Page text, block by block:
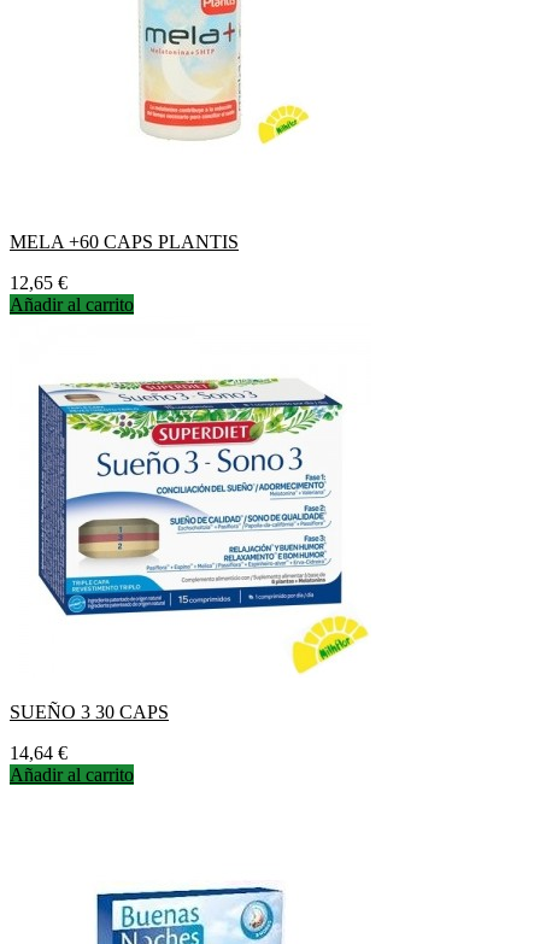
MELA +60 CAPS PLANTIS
Precio
12,65 €
Añadir al carrito
SUEÑO 3 30 CAPS
Precio
14,64 €
Añadir al carrito